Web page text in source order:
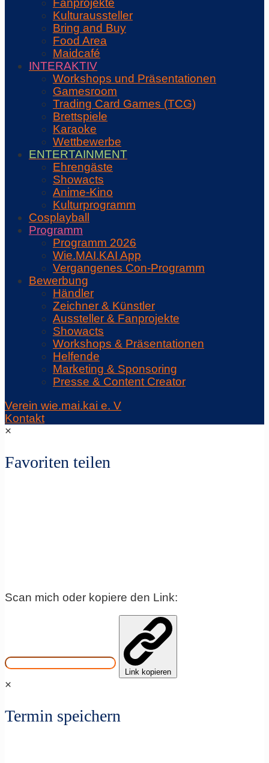
Fanprojekte
Kulturaussteller
Bring and Buy
Food Area
Maidcafé
INTERAKTIV
Workshops und Präsentationen
Gamesroom
Trading Card Games (TCG)
Brettspiele
Karaoke
Wettbewerbe
ENTERTAINMENT
Ehrengäste
Showacts
Anime-Kino
Kulturprogramm
Cosplayball
Programm
Programm 2026
Wie.MAI.KAI App
Vergangenes Con-Programm
Bewerbung
Händler
Zeichner & Künstler
Aussteller & Fanprojekte
Showacts
Workshops & Präsentationen
Helfende
Marketing & Sponsoring
Presse & Content Creator
Verein wie.mai.kai e. V
Kontakt
×
Favoriten teilen
Scan mich oder kopiere den Link:
Link kopieren
×
Termin speichern